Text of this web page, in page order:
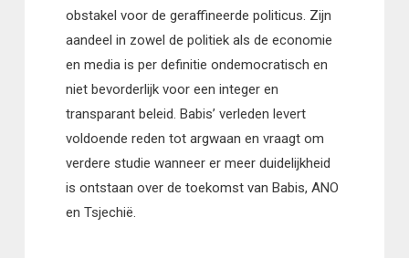
obstakel voor de geraffineerde politicus. Zijn
aandeel in zowel de politiek als de economie
en media is per definitie ondemocratisch en
niet bevorderlijk voor een integer en
transparant beleid. Babis’ verleden levert
voldoende reden tot argwaan en vraagt om
verdere studie wanneer er meer duidelijkheid
is ontstaan over de toekomst van Babis, ANO
en Tsjechië.